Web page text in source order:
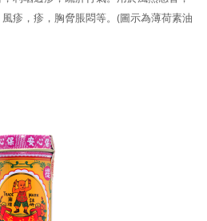
疹，疹，胸脅脹悶等。(圖示為薄荷素油